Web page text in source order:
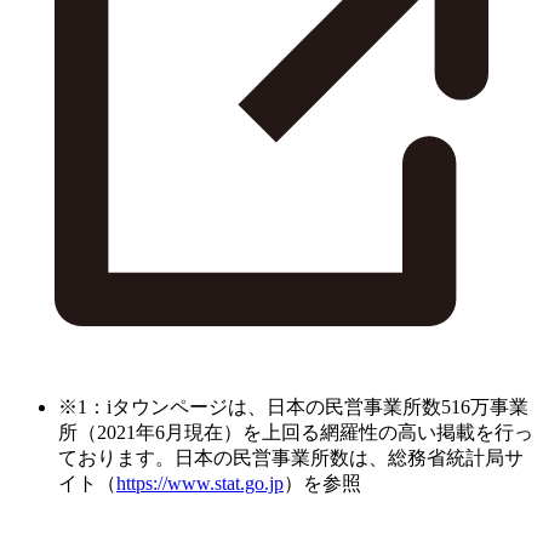
※1：iタウンページは、日本の民営事業所数516万事業
所（2021年6月現在）を上回る網羅性の高い掲載を行っ
ております。日本の民営事業所数は、総務省統計局サ
イト（https://www.stat.go.jp）を参照